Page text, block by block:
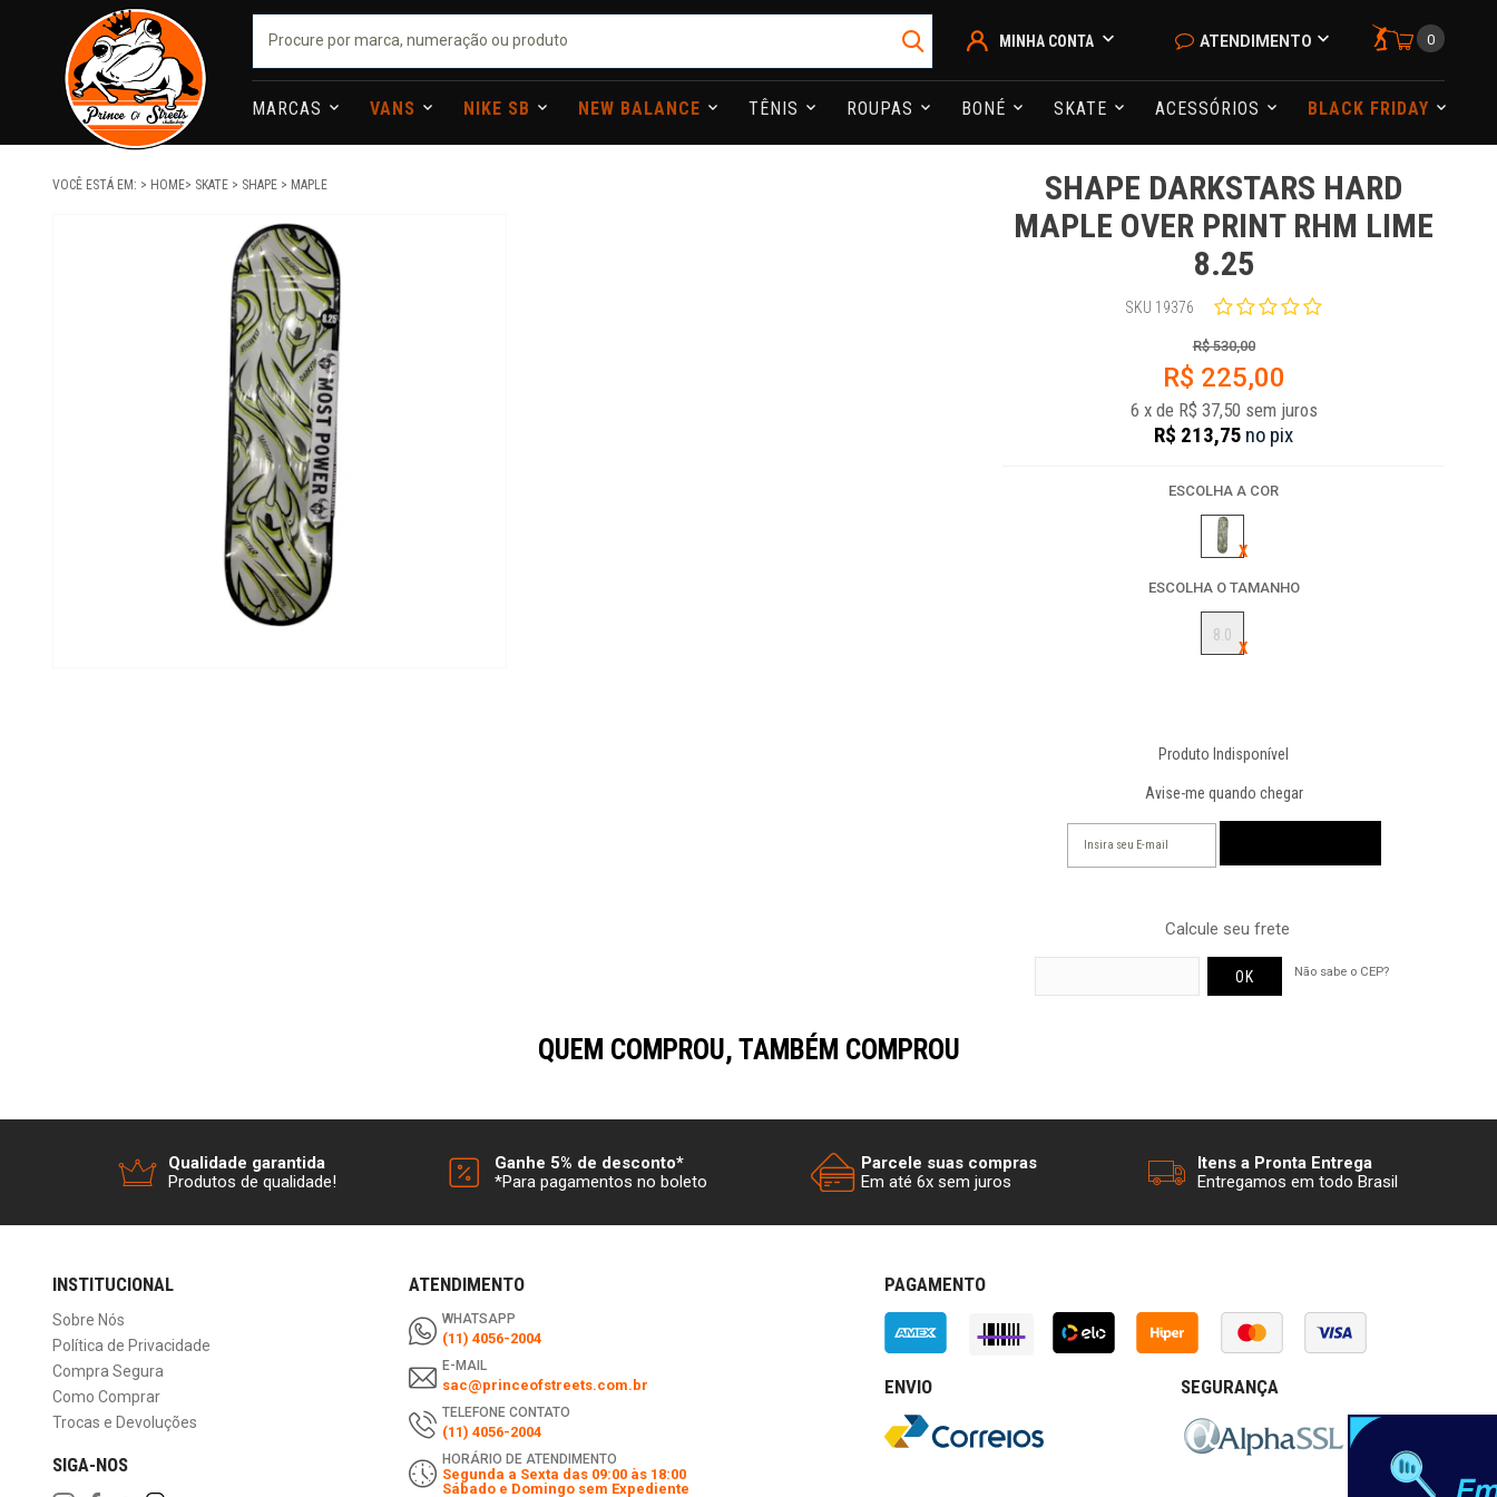
MINHA CONTA ATENDIMENTO 0
MARCAS VANS NIKE SB NEW BALANCE TÊNIS ROUPAS BONÉ SKATE ACESSÓRIOS BLACK FRIDAY
VOCÊ ESTÁ EM: HOME SKATE SHAPE MAPLE
SHAPE DARKSTARS HARD
MAPLE OVER PRINT RHM LIME
8.25
SKU 19376
R$ 530,00
R$ 225,00
6 x de R$ 37,50 sem juros
R$ 213,75 no pix
ESCOLHA A COR
ESCOLHA O TAMANHO
8.0
Produto Indisponível
Avise-me quando chegar
Calcule seu frete
Não sabe o CEP?
QUEM COMPROU, TAMBÉM COMPROU
Qualidade garantida
Produtos de qualidade!
Ganhe 5% de desconto*
*Para pagamentos no boleto
Parcele suas compras
Em até 6x sem juros
Itens a Pronta Entrega
Entregamos em todo Brasil
INSTITUCIONAL
Sobre Nós
Política de Privacidade
Compra Segura
Como Comprar
Trocas e Devoluções
SIGA-NOS
ATENDIMENTO
WHATSAPP
(11) 4056-2004
E-MAIL
sac@princeofstreets.com.br
TELEFONE CONTATO
(11) 4056-2004
HORÁRIO DE ATENDIMENTO
Segunda a Sexta das 09:00 às 18:00
Sábado e Domingo sem Expediente
PAGAMENTO
ENVIO SEGURANÇA